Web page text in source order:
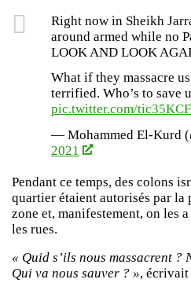
Right now in Sheikh
around armed while no
LOOK AND LOOK
What if they massacre
terrified. Who’s to save
pic.twitter.com/
— Mohammed El-Kurd
2021
Pendant ce temps, des colons
quartier étaient autorisés par la
zone et, manifestement, on les
les rues.
« Quid s’ils nous massacrent
Qui va nous sauver ? »,